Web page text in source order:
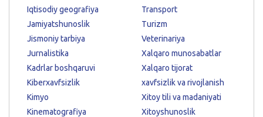
Iqtisodiy geografiya
Jamiyatshunoslik
Jismoniy tarbiya
Jurnalistika
Kadrlar boshqaruvi
Kiberxavfsizlik
Kimyo
Kinematografiya
Transport
Turizm
Veterinariya
Xalqaro munosabatlar
Xalqaro tijorat
xavfsizlik va rivojlanish
Xitoy tili va madaniyati
Xitoyshunoslik